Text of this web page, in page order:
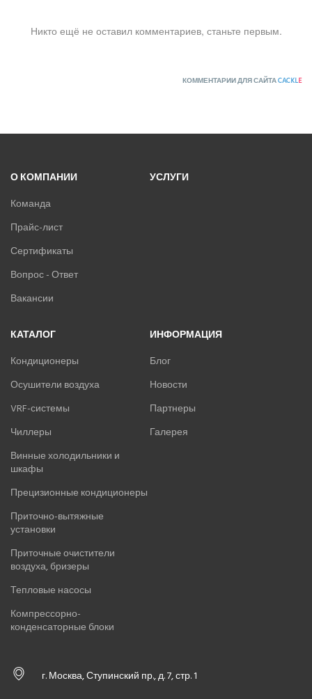
Никто ещё не оставил комментариев, станьте первым.
КОММЕНТАРИИ ДЛЯ САЙТАCACKLE
О КОМПАНИИ
Команда
Прайс-лист
Сертификаты
Вопрос - Ответ
Вакансии
УСЛУГИ
КАТАЛОГ
Кондиционеры
Осушители воздуха
VRF-системы
Чиллеры
Винные холодильники и
шкафы
Прецизионные кондиционеры
Приточно-вытяжные
установки
Приточные очистители
воздуха, бризеры
Тепловые насосы
Компрессорно-
конденсаторные блоки
ИНФОРМАЦИЯ
Блог
Новости
Партнеры
Галерея
г. Москва, Ступинский пр., д. 7, стр. 1